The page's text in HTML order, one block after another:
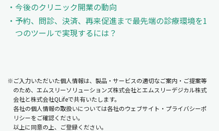
今後のクリニック開業の動向
予約、問診、決済、再来促進まで最先端の診療環境を1
つのツールで実現するには？
※ご入力いただいた個人情報は、製品・サービスの適切なご案内・ご提案等
のため、エムスリーソリューションズ株式会社とエムスリーデジカル株式
会社と株式会社QLifeで共有いたします。
各社の個人情報の取扱いについては各社のウェブサイト・プライバシーポ
リシーをご確認ください。
以上に同意の上、ご登録ください。